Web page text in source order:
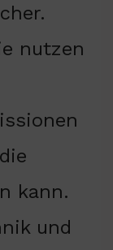
nutzen
kann.
und